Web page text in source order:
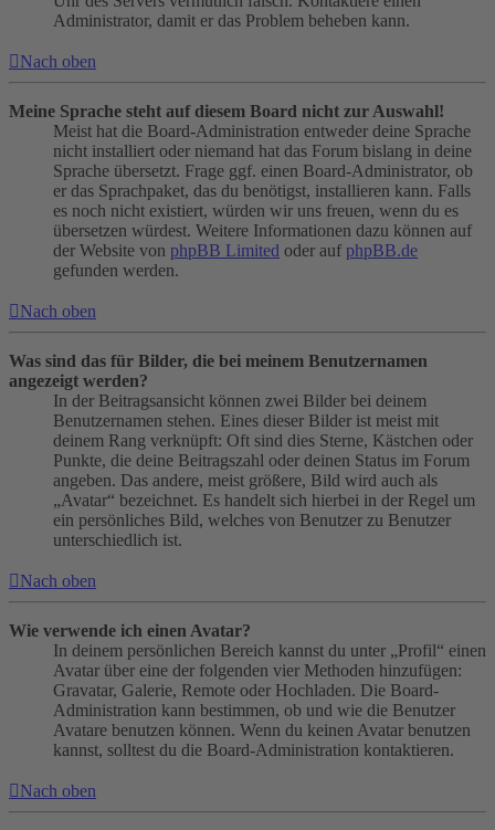
Administrator, damit er das Problem beheben kann.
Nach oben
Meine Sprache steht auf diesem Board nicht zur Auswahl!
Meist hat die Board-Administration entweder deine Sprache
nicht installiert oder niemand hat das Forum bislang in deine
Sprache übersetzt. Frage ggf. einen Board-Administrator, ob
er das Sprachpaket, das du benötigst, installieren kann. Falls
es noch nicht existiert, würden wir uns freuen, wenn du es
übersetzen würdest. Weitere Informationen dazu können auf
der Website von phpBB Limited oder auf phpBB.de
gefunden werden.
Nach oben
Was sind das für Bilder, die bei meinem Benutzernamen
angezeigt werden?
In der Beitragsansicht können zwei Bilder bei deinem
Benutzernamen stehen. Eines dieser Bilder ist meist mit
deinem Rang verknüpft: Oft sind dies Sterne, Kästchen oder
Punkte, die deine Beitragszahl oder deinen Status im Forum
angeben. Das andere, meist größere, Bild wird auch als
„Avatar“ bezeichnet. Es handelt sich hierbei in der Regel um
ein persönliches Bild, welches von Benutzer zu Benutzer
unterschiedlich ist.
Nach oben
Wie verwende ich einen Avatar?
In deinem persönlichen Bereich kannst du unter „Profil“ einen
Avatar über eine der folgenden vier Methoden hinzufügen:
Gravatar, Galerie, Remote oder Hochladen. Die Board-
Administration kann bestimmen, ob und wie die Benutzer
Avatare benutzen können. Wenn du keinen Avatar benutzen
kannst, solltest du die Board-Administration kontaktieren.
Nach oben